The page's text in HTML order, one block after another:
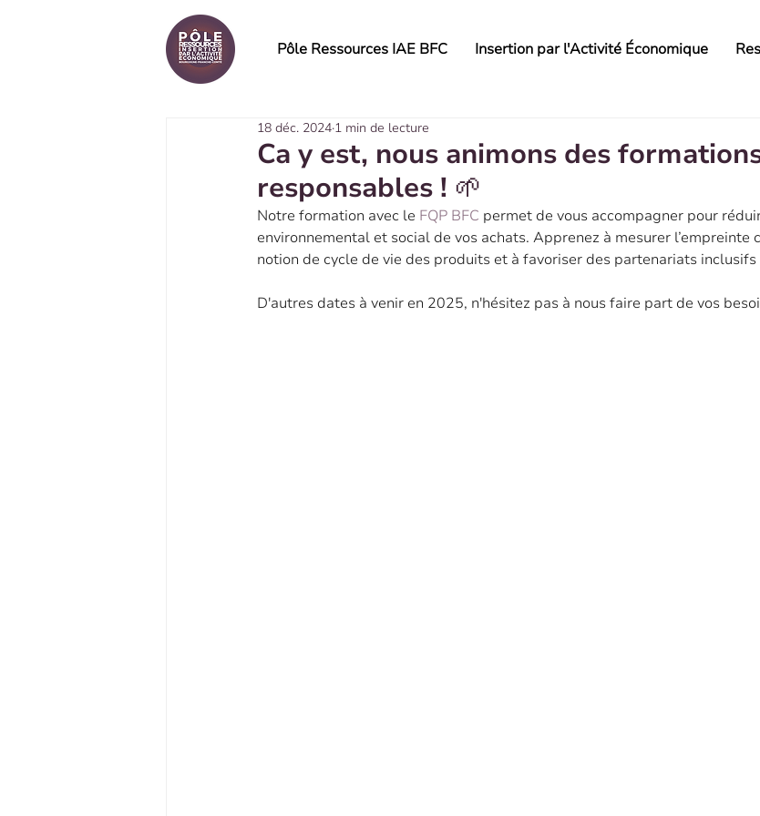
Pôle Ressources IAE BFC Insertion par l'Activité Économique
Ca y est, nous animons des
responsables ! 🌱
18 déc. 2024 1 min de lecture
Notre formation avec le FQP BFC permet de vous accompagner pour
environnemental et social de vos achats. Apprenez à mesurer l’empreinte
notion de cycle de vie des produits et à favoriser des partenariats inclusifs
D'autres dates à venir en 2025, n'hésitez pas à nous faire part de vos